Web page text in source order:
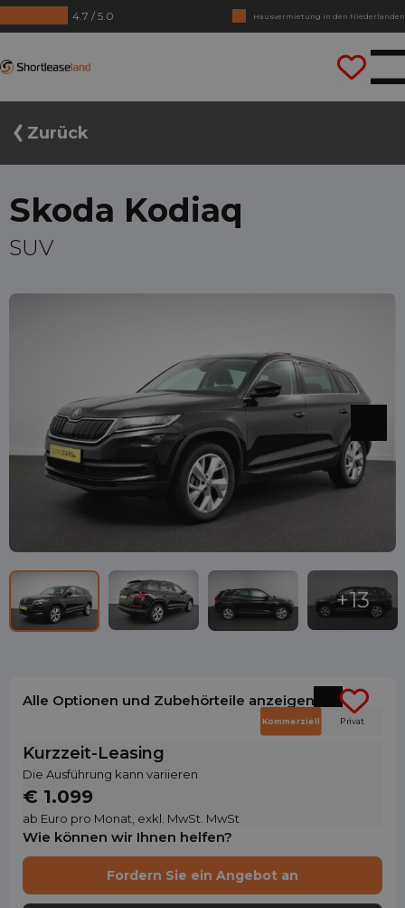
4.7 / 5.0
Keine Jahrezahlen benötigt
Zurück
Skoda Kodiaq
SUV
Alle Optionen und Zubehörteile anzeigen
Kurzzeit-Leasing
Die Ausführung kann variieren
€ 1.099
ab Euro pro Monat, exkl. MwSt. MwSt
Kommerziell Privat
Wie können wir Ihnen helfen?
Fordern Sie ein Angebot an